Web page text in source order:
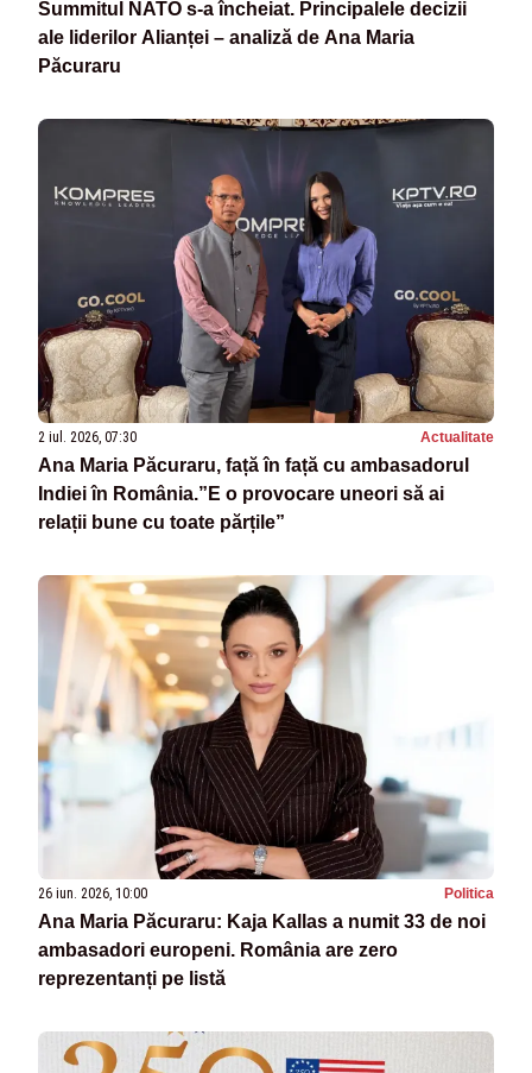
Summitul NATO s-a încheiat. Principalele decizii
ale liderilor Alianței – analiză de Ana Maria
Păcuraru
2 iul. 2026, 07:30 Actualitate
Ana Maria Păcuraru, față în față cu ambasadorul
Indiei în România.”E o provocare uneori să ai
relații bune cu toate părțile”
26 iun. 2026, 10:00 Politica
Ana Maria Păcuraru: Kaja Kallas a numit 33 de noi
ambasadori europeni. România are zero
reprezentanți pe listă